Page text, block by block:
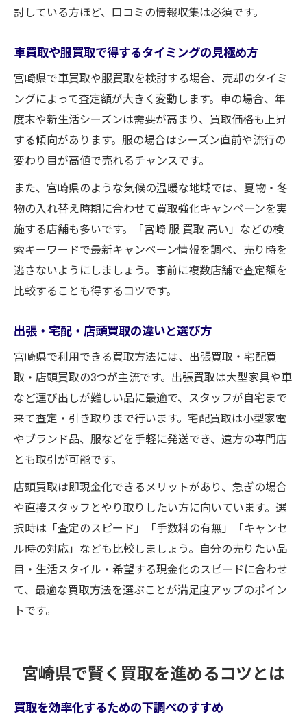
討している方ほど、口コミの情報収集は必須です。
車買取や服買取で得するタイミングの見極め方
宮崎県で車買取や服買取を検討する場合、売却のタイミ
ングによって査定額が大きく変動します。車の場合、年
度末や新生活シーズンは需要が高まり、買取価格も上昇
する傾向があります。服の場合はシーズン直前や流行の
変わり目が高値で売れるチャンスです。
また、宮崎県のような気候の温暖な地域では、夏物・冬
物の入れ替え時期に合わせて買取強化キャンペーンを実
施する店舗も多いです。「宮崎 服 買取 高い」などの検
索キーワードで最新キャンペーン情報を調べ、売り時を
逃さないようにしましょう。事前に複数店舗で査定額を
比較することも得するコツです。
出張・宅配・店頭買取の違いと選び方
宮崎県で利用できる買取方法には、出張買取・宅配買
取・店頭買取の3つが主流です。出張買取は大型家具や車
など運び出しが難しい品に最適で、スタッフが自宅まで
来て査定・引き取りまで行います。宅配買取は小型家電
やブランド品、服などを手軽に発送でき、遠方の専門店
とも取引が可能です。
店頭買取は即現金化できるメリットがあり、急ぎの場合
や直接スタッフとやり取りしたい方に向いています。選
択時は「査定のスピード」「手数料の有無」「キャンセ
ル時の対応」なども比較しましょう。自分の売りたい品
目・生活スタイル・希望する現金化のスピードに合わせ
て、最適な買取方法を選ぶことが満足度アップのポイン
トです。
宮崎県で賢く買取を進めるコツとは
買取を効率化するための下調べのすすめ